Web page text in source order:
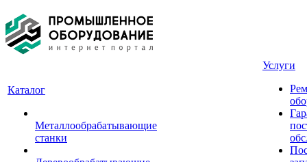
Каталог
Металлообрабатывающие
станки
Услуги